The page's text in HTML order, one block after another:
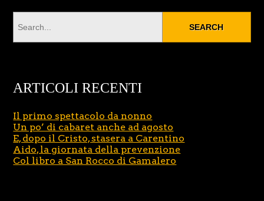
ARTICOLI RECENTI
Il primo spettacolo da nonno
Un po’ di cabaret anche ad agosto
E, dopo il Cristo, stasera a Carentino
Aido, la giornata della prevenzione
Col libro a San Rocco di Gamalero